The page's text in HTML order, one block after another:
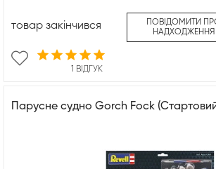
1 ВІДГУК
товар закінчився
ПОВІДОМИТИ
НАДХОДЖЕННЯ
Парусне судно Gorch Fock